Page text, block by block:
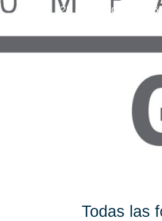
25 de enero de 2026
Todas las